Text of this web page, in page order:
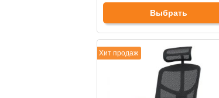
Выбрать
Хит продаж